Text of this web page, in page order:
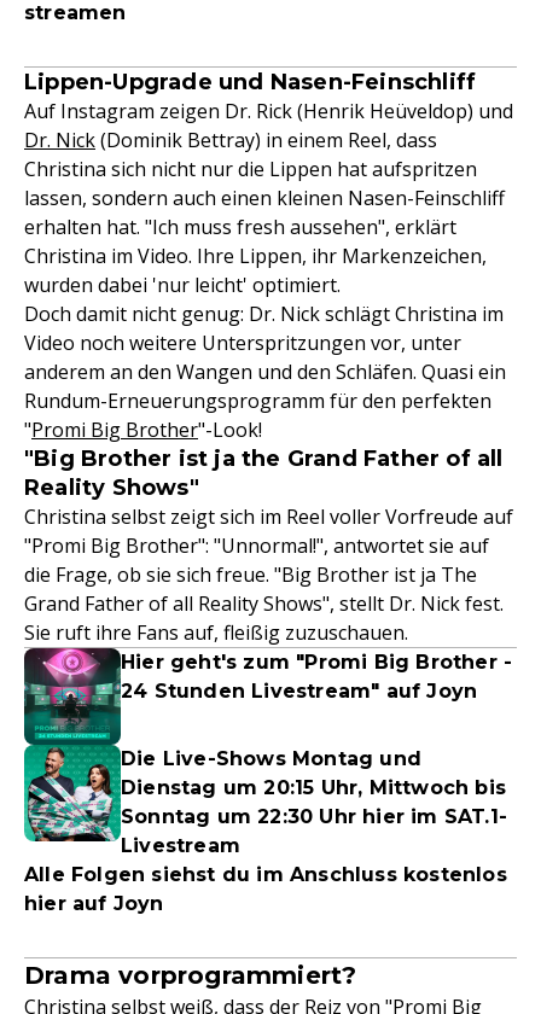
streamen
Lippen-Upgrade und Nasen-Feinschliff
Auf Instagram zeigen Dr. Rick (Henrik Heüveldop) und
Dr. Nick(Dominik Bettray) in einem Reel, dass
Christina sich nicht nur die Lippen hat aufspritzen
lassen, sondern auch einen kleinen Nasen-Feinschliff
erhalten hat. "Ich muss fresh aussehen", erklärt
Christina im Video. Ihre Lippen, ihr Markenzeichen,
wurden dabei 'nur leicht' optimiert.
Doch damit nicht genug: Dr. Nick schlägt Christina im
Video noch weitere Unterspritzungen vor, unter
anderem an den Wangen und den Schläfen. Quasi ein
Rundum-Erneuerungsprogramm für den perfekten
"Promi Big Brother"-Look!
"Big Brother ist ja the Grand Father of all
Reality Shows"
Christina selbst zeigt sich im Reel voller Vorfreude auf
"Promi Big Brother": "Unnormal!", antwortet sie auf
die Frage, ob sie sich freue. "Big Brother ist ja The
Grand Father of all Reality Shows", stellt Dr. Nick fest.
Sie ruft ihre Fans auf, fleißig zuzuschauen.
Hier geht's zum "Promi Big Brother -
24 Stunden Livestream" auf Joyn
Die Live-Shows Montag und
Dienstag um 20:15 Uhr, Mittwoch bis
Sonntag um 22:30 Uhr hier im SAT.1-
Livestream
Alle Folgen siehst du im Anschluss kostenlos
hier auf Joyn
Drama vorprogrammiert?
Christina selbst weiß, dass der Reiz von "Promi Big